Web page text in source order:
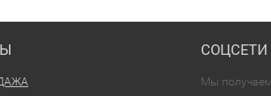
СОЦСЕТИ
Мы